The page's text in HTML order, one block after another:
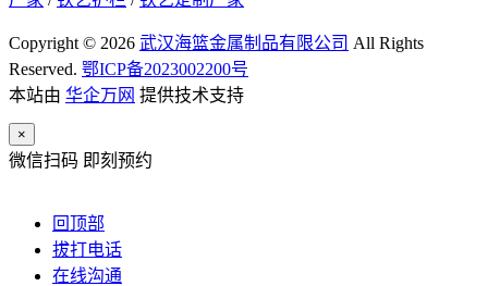
Copyright © 2026 武汉海篮金属制品有限公司 All Rights
Reserved. 鄂ICP备2023002200号
本站由 华企万网 提供技术支持
×
微信扫码 即刻预约
回顶部
拔打电话
在线沟通